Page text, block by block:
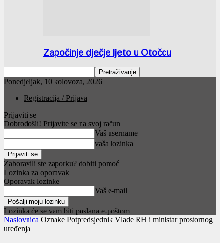
Započinje dječje ljeto u Otočcu
Ponedjeljak, 10 kolovoza, 2026
Registracija / Prijava
Prijaviti se
Dobrodošli! Prijavite se na svoj račun
Vaš username
vaša lozinka
Zaboravili ste zaporku? dobiti pomoć
Lozinka za oporavak
Oporavak lozinke
Vaš e-mail
Lozinka će se vam biti poslana e-poštom.
Naslovnica Oznake Potpredsjednik Vlade RH i ministar prostornog
uređenja